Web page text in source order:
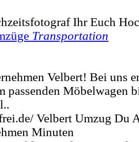
Ihr Euch
Transportation
Velbert! Bei uns
passenden Möbelwagen
Velbert Umzug Du
Minuten